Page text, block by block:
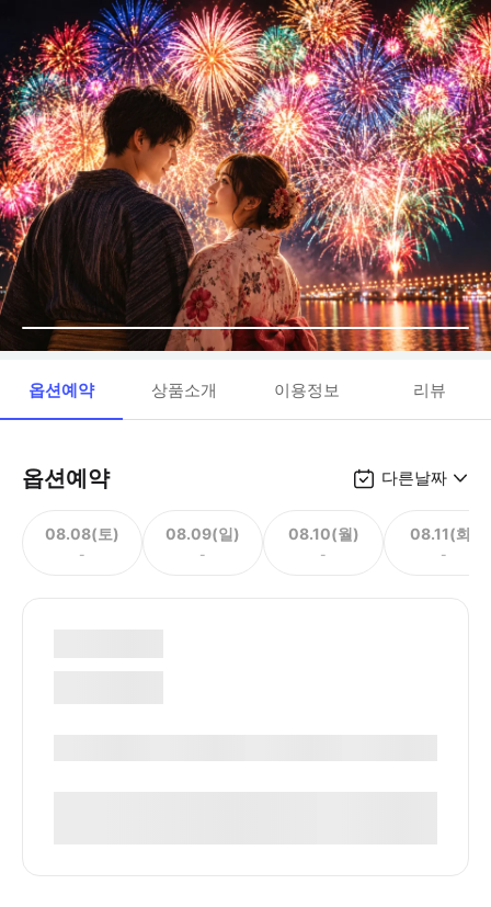
옵션예약 상품소개 이용정보 리뷰
옵션예약 다른날짜
08.08(토)
-
08.09(일)
-
08.10(월)
-
08.11(화)
-